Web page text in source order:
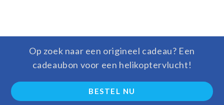
Op zoek naar een origineel cadeau? Een
cadeaubon voor een helikoptervlucht!
BESTEL NU